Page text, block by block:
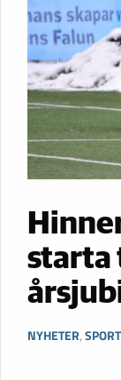
starta
NYHETER,SPORT